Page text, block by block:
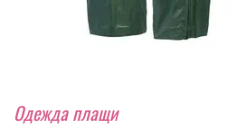
Одежда плащи